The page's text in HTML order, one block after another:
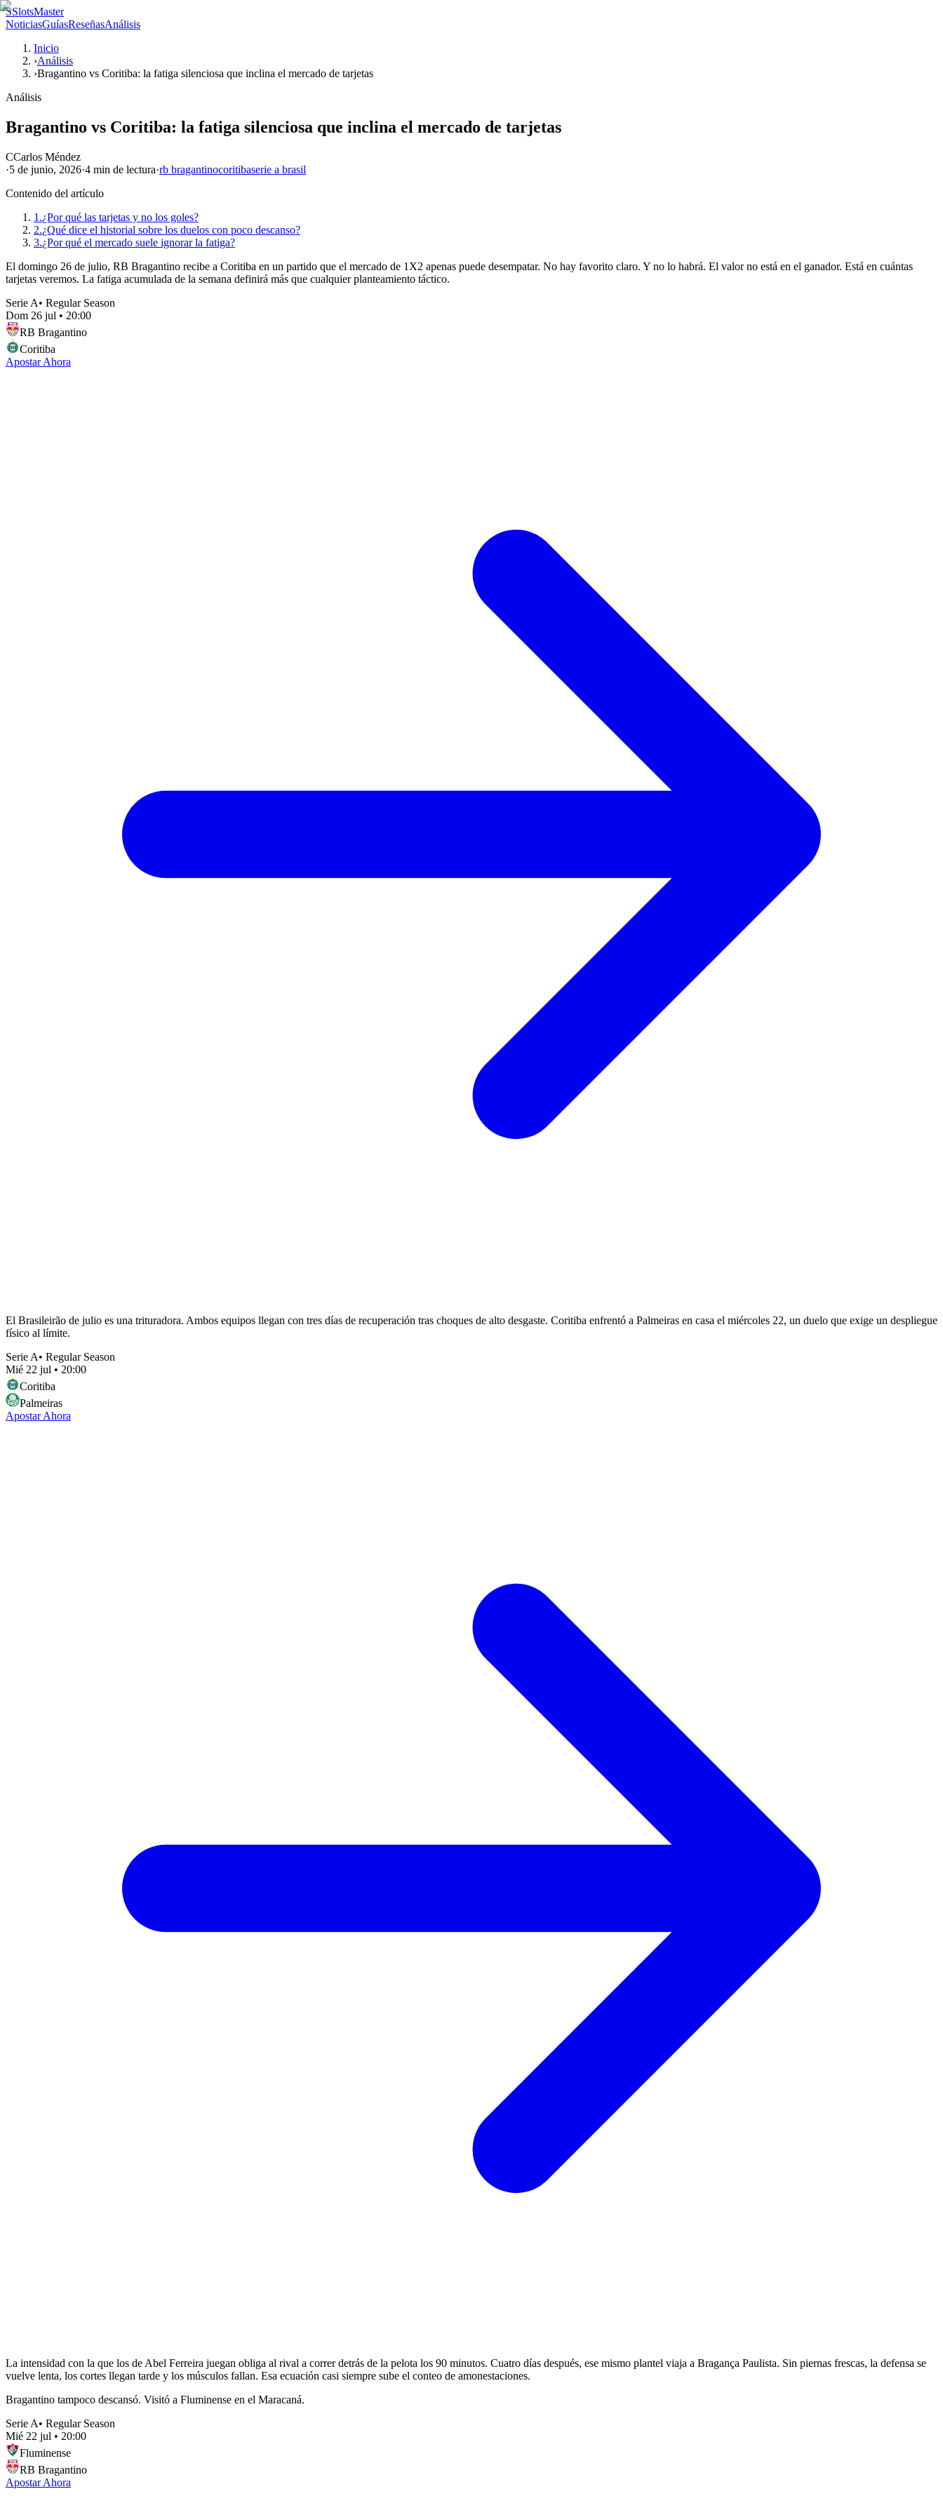
SSlotsMaster
NoticiasGuíasReseñasAnálisis
Inicio
›Análisis
›Bragantino vs Coritiba: la fatiga silenciosa que inclina el mercado de tarjetas
Análisis
Bragantino vs Coritiba: la fatiga silenciosa que inclina el mercado de tarjetas
CCarlos Méndez
·5 de junio, 2026·4 min de lectura·rb bragantinocoritibaserie a brasil
Contenido del artículo
1.¿Por qué las tarjetas y no los goles?
2.¿Qué dice el historial sobre los duelos con poco descanso?
3.¿Por qué el mercado suele ignorar la fatiga?
El domingo 26 de julio, RB Bragantino recibe a Coritiba en un partido que el mercado de 1X2 apenas puede desempatar. No hay favorito claro. Y no lo habrá. El valor no está en el ganador. Está en cuántas
tarjetas veremos. La fatiga acumulada de la semana definirá más que cualquier planteamiento táctico.
Serie A• Regular Season
Dom 26 jul • 20:00
RB Bragantino
Coritiba
Apostar Ahora
El Brasileirão de julio es una trituradora. Ambos equipos llegan con tres días de recuperación tras choques de alto desgaste. Coritiba enfrentó a Palmeiras en casa el miércoles 22, un duelo que exige un despliegue
físico al límite.
Serie A• Regular Season
Mié 22 jul • 20:00
Coritiba
Palmeiras
Apostar Ahora
La intensidad con la que los de Abel Ferreira juegan obliga al rival a correr detrás de la pelota los 90 minutos. Cuatro días después, ese mismo plantel viaja a Bragança Paulista. Sin piernas frescas, la defensa se
vuelve lenta, los cortes llegan tarde y los músculos fallan. Esa ecuación casi siempre sube el conteo de amonestaciones.
Bragantino tampoco descansó. Visitó a Fluminense en el Maracaná.
Serie A• Regular Season
Mié 22 jul • 20:00
Fluminense
RB Bragantino
Apostar Ahora